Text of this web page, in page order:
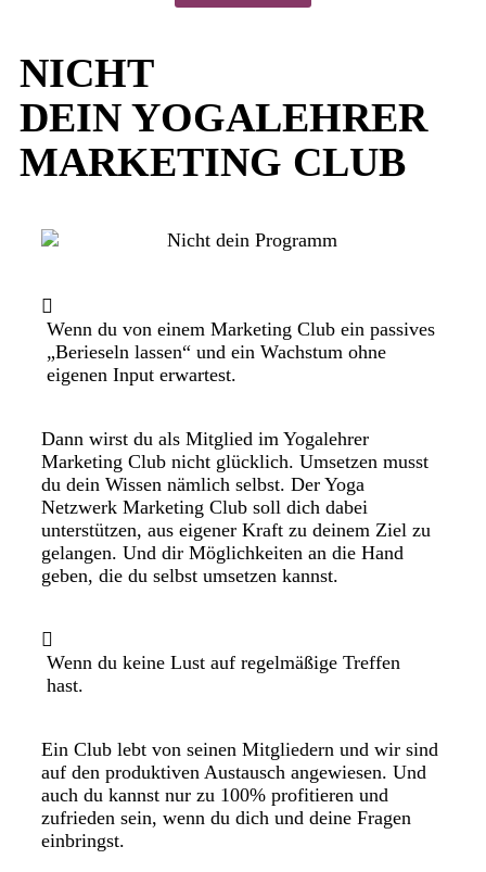
NICHT
DEIN YOGALEHRER
MARKETING CLUB
Wenn du von einem Marketing Club ein passives
„Berieseln lassen“ und ein Wachstum ohne
eigenen Input erwartest.
Dann wirst du als Mitglied im Yogalehrer
Marketing Club nicht glücklich. Umsetzen musst
du dein Wissen nämlich selbst. Der Yoga
Netzwerk Marketing Club soll dich dabei
unterstützen, aus eigener Kraft zu deinem Ziel zu
gelangen. Und dir Möglichkeiten an die Hand
geben, die du selbst umsetzen kannst.
Wenn du keine Lust auf regelmäßige Treffen
hast.
Ein Club lebt von seinen Mitgliedern und wir sind
auf den produktiven Austausch angewiesen. Und
auch du kannst nur zu 100% profitieren und
zufrieden sein, wenn du dich und deine Fragen
einbringst.